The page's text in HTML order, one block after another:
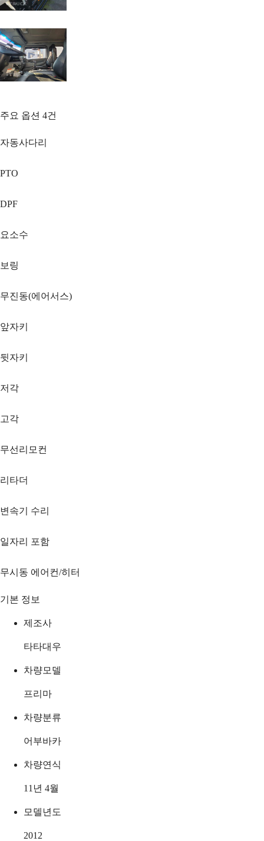
주요 옵션 4건
자동사다리
PTO
DPF
요소수
보링
무진동(에어서스)
앞자키
뒷자키
저각
고각
무선리모컨
리타더
변속기 수리
일자리 포함
무시동 에어컨/히터
기본 정보
제조사
타타대우
차량모델
프리마
차량분류
어부바카
차량연식
11년 4월
모델년도
2012